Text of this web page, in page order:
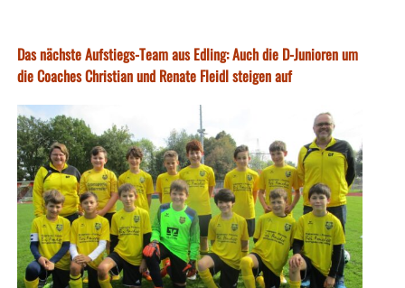
Das nächste Aufstiegs-Team aus Edling: Auch die D-Junioren um
die Coaches Christian und Renate Fleidl steigen auf